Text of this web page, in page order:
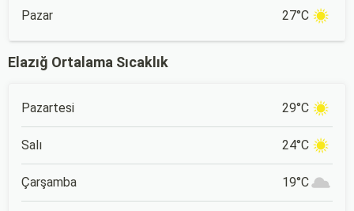
Pazar 27°C
Elazığ Ortalama Sıcaklık
Pazartesi 29°C
Salı 24°C
Çarşamba 19°C